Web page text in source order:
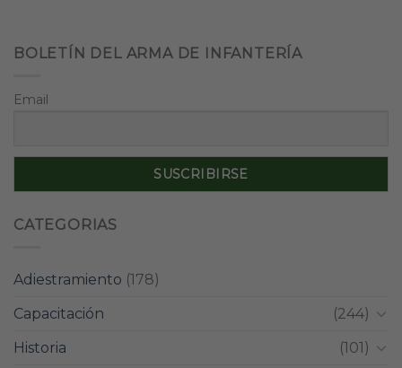
BOLETÍN DEL ARMA DE INFANTERÍA
Email
CATEGORIAS
Adiestramiento (178)
Capacitación
(244)
Historia
(101)